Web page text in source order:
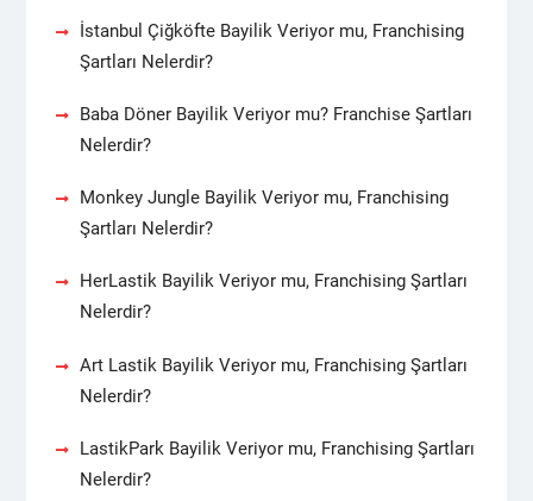
İstanbul Çiğköfte Bayilik Veriyor mu, Franchising
Şartları Nelerdir?
Baba Döner Bayilik Veriyor mu? Franchise Şartları
Nelerdir?
Monkey Jungle Bayilik Veriyor mu, Franchising
Şartları Nelerdir?
HerLastik Bayilik Veriyor mu, Franchising Şartları
Nelerdir?
Art Lastik Bayilik Veriyor mu, Franchising Şartları
Nelerdir?
LastikPark Bayilik Veriyor mu, Franchising Şartları
Nelerdir?